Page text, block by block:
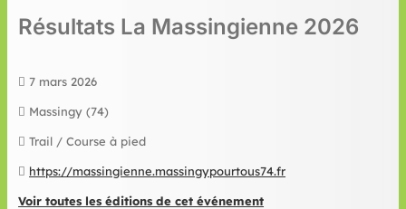
Résultats La Massingienne 2026
7 mars 2026
Massingy (74)
Trail / Course à pied
https://massingienne.massingypourtous74.fr
Voir toutes les éditions de cet événement